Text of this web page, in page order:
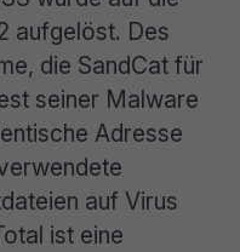
aufgelöst. Des
die SandCat für
seiner Malware
Adresse
auf Virus
ist eine